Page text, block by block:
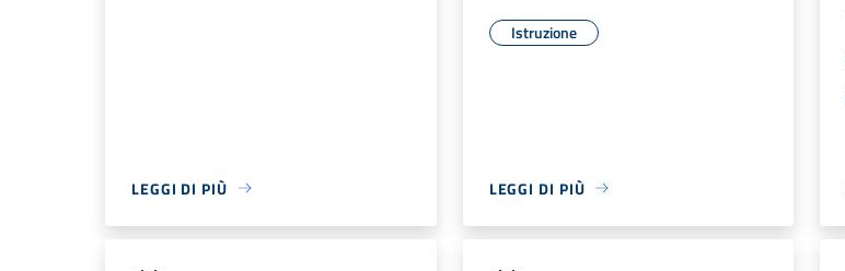
LEGGI DI PIÙ
Istruzione
LEGGI DI PIÙ